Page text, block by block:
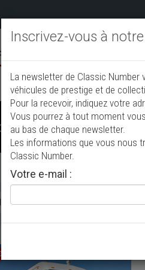
Ajouter une annonce
collection à vendre
Inscrivez-vous à
La newsletter de Classic Number
véhicules de prestige et de
Pour la recevoir, indiquez votre
Vous pourrez à tout moment
au bas de chaque newsletter.
Les informations que vous nous
Classic Number.
Votre e-mail :